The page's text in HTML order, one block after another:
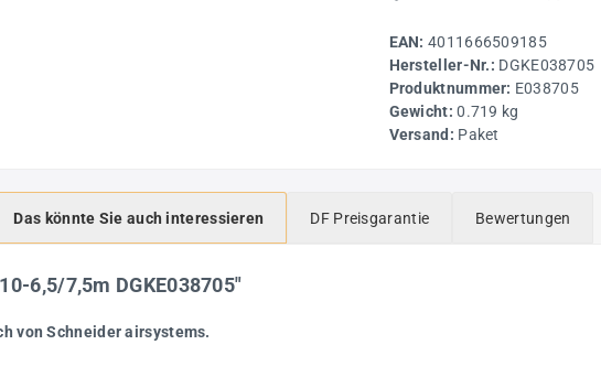
EAN: 4011666509185
Hersteller-Nr.: DGKE038705
Produktnummer: E038705
Gewicht:0.719 kg
Versand: Paket
Das könnte Sie auch interessieren DF Preisgarantie Bewertungen
6,5/7,5m DGKE038705"
von Schneider airsystems.